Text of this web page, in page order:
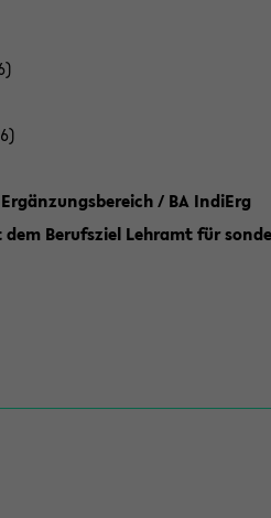
/ BA IndiErg
Berufsziel Lehramt für